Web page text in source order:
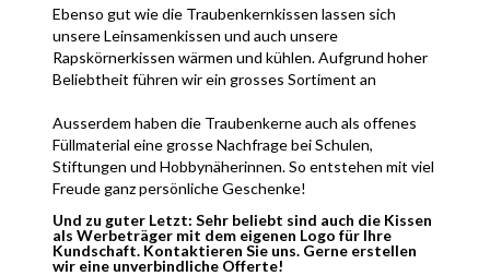
zur Anwendung kommen! Zusammenfassend ein ganz
tolles Geschenk aus der Natur!
Ebenso gut wie die Traubenkernkissen lassen sich
unsere Leinsamenkissen und auch unsere
Rapskörnerkissen wärmen und kühlen. Aufgrund hoher
Beliebtheit führen wir ein grosses Sortiment an
klassischen Stoffen oder auch mit modernen Texten
sind bei uns im Lädeli oder über den Online Shop
erhältlich.
Ausserdem haben die Traubenkerne auch als offenes
Füllmaterial eine grosse Nachfrage bei Schulen,
Stiftungen und Hobbynäherinnen. So entstehen mit viel
Freude ganz persönliche Geschenke!
Und zu guter Letzt: Sehr beliebt sind auch die Kissen
als Werbeträger mit dem eigenen Logo für Ihre
Kundschaft. Kontaktieren Sie uns. Gerne erstellen
wir eine unverbindliche Offerte!